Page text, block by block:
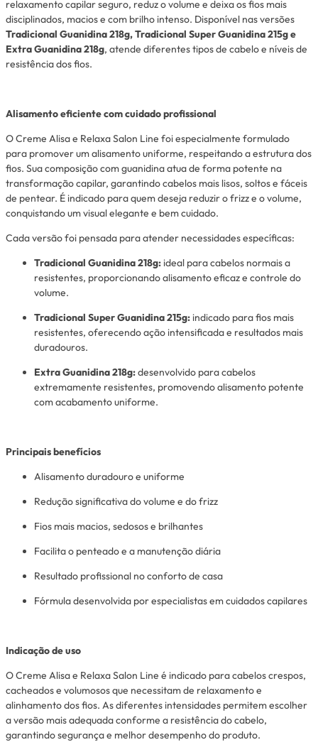
relaxamento capilar seguro, reduz o volume e deixa os fios mais
disciplinados, macios e com brilho intenso. Disponível nas versões
Tradicional Guanidina 218g, Tradicional Super Guanidina 215g e
Extra Guanidina 218g, atende diferentes tipos de cabelo e níveis de
resistência dos fios.
Alisamento eficiente com cuidado profissional
O Creme Alisa e Relaxa Salon Line foi especialmente formulado
para promover um alisamento uniforme, respeitando a estrutura dos
fios. Sua composição com guanidina atua de forma potente na
transformação capilar, garantindo cabelos mais lisos, soltos e fáceis
de pentear. É indicado para quem deseja reduzir o frizz e o volume,
conquistando um visual elegante e bem cuidado.
Cada versão foi pensada para atender necessidades específicas:
Tradicional Guanidina 218g: ideal para cabelos normais a
resistentes, proporcionando alisamento eficaz e controle do
volume.
Tradicional Super Guanidina 215g: indicado para fios mais
resistentes, oferecendo ação intensificada e resultados mais
duradouros.
Extra Guanidina 218g:desenvolvido para cabelos
extremamente resistentes, promovendo alisamento potente
com acabamento uniforme.
Principais benefícios
Alisamento duradouro e uniforme
Redução significativa do volume e do frizz
Fios mais macios, sedosos e brilhantes
Facilita o penteado e a manutenção diária
Resultado profissional no conforto de casa
Fórmula desenvolvida por especialistas em cuidados capilares
Indicação de uso
O Creme Alisa e Relaxa Salon Line é indicado para cabelos crespos,
cacheados e volumosos que necessitam de relaxamento e
alinhamento dos fios. As diferentes intensidades permitem escolher
a versão mais adequada conforme a resistência do cabelo,
garantindo segurança e melhor desempenho do produto.